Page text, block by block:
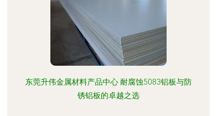
东莞升伟金属材料产品中心 耐腐蚀5083铝板与防
锈铝板的卓越之选